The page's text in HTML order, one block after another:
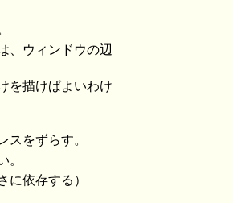
、ウィンドウの辺
を描けばよいわけ
スをずらす。
。
に依存する）